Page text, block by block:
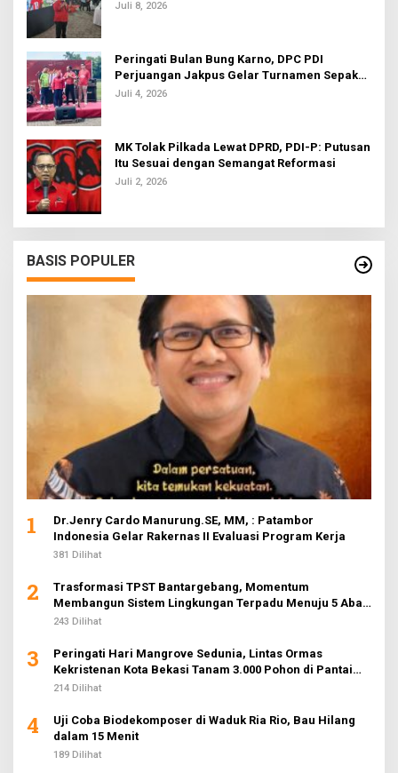
Juli 8, 2026
Peringati Bulan Bung Karno, DPC PDI
Perjuangan Jakpus Gelar Turnamen Sepak
Bola U-20
Juli 4, 2026
MK Tolak Pilkada Lewat DPRD, PDI-P: Putusan
Itu Sesuai dengan Semangat Reformasi
Juli 2, 2026
BASIS POPULER
1
Dr.Jenry Cardo Manurung.SE, MM, : Patambor
Indonesia Gelar Rakernas II Evaluasi Program Kerja
381 Dilihat
2
Trasformasi TPST Bantargebang, Momentum
Membangun Sistem Lingkungan Terpadu Menuju 5 Abad
Jakarta
243 Dilihat
3
Peringati Hari Mangrove Sedunia, Lintas Ormas
Kekristenan Kota Bekasi Tanam 3.000 Pohon di Pantai
Sederhana
214 Dilihat
4
Uji Coba Biodekomposer di Waduk Ria Rio, Bau Hilang
dalam 15 Menit
189 Dilihat